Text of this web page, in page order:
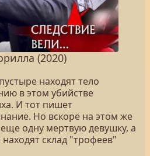
(2020)
находят тело
в этом убийстве
И тот пишет
Но вскоре на этом же
одну мертвую девушку, а
склад "трофеев"